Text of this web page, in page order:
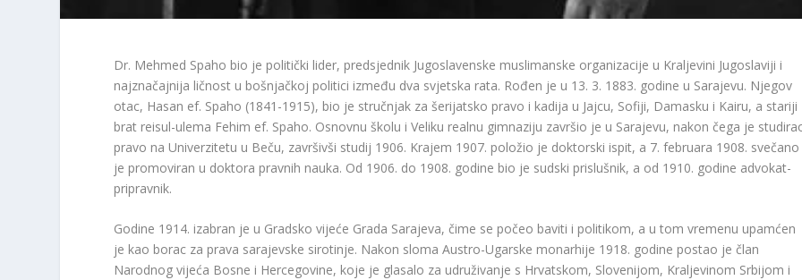
Dr. Mehmed Spaho bio je politički lider, predsjednik Jugoslavenske muslimanske organizacije u Kraljevini Jugoslaviji i
najznačajnija ličnost u bošnjačkoj politici između dva svjetska rata. Rođen je u 13. 3. 1883. godine u Sarajevu. Njegov
otac, Hasan ef. Spaho (1841-1915), bio je stručnjak za šerijatsko pravo i kadija u Jajcu, Sofiji, Damasku i Kairu, a stariji
brat reisul-ulema Fehim ef. Spaho. Osnovnu školu i Veliku realnu gimnaziju završio je u Sarajevu, nakon čega je
pravo na Univerzitetu u Beču, završivši studij 1906. Krajem 1907. položio je doktorski ispit, a 7. februara 1908. svečano
je promoviran u doktora pravnih nauka. Od 1906. do 1908. godine bio je sudski prislušnik, a od 1910. godine advokat-
pripravnik.
Godine 1914. izabran je u Gradsko vijeće Grada Sarajeva, čime se počeo baviti i politikom, a u tom vremenu upamćen
je kao borac za prava sarajevske sirotinje. Nakon sloma Austro-Ugarske monarhije 1918. godine postao je član
Narodnog vijeća Bosne i Hercegovine, koje je glasalo za udruživanje s Hrvatskom, Slovenijom, Kraljevinom Srbijom i